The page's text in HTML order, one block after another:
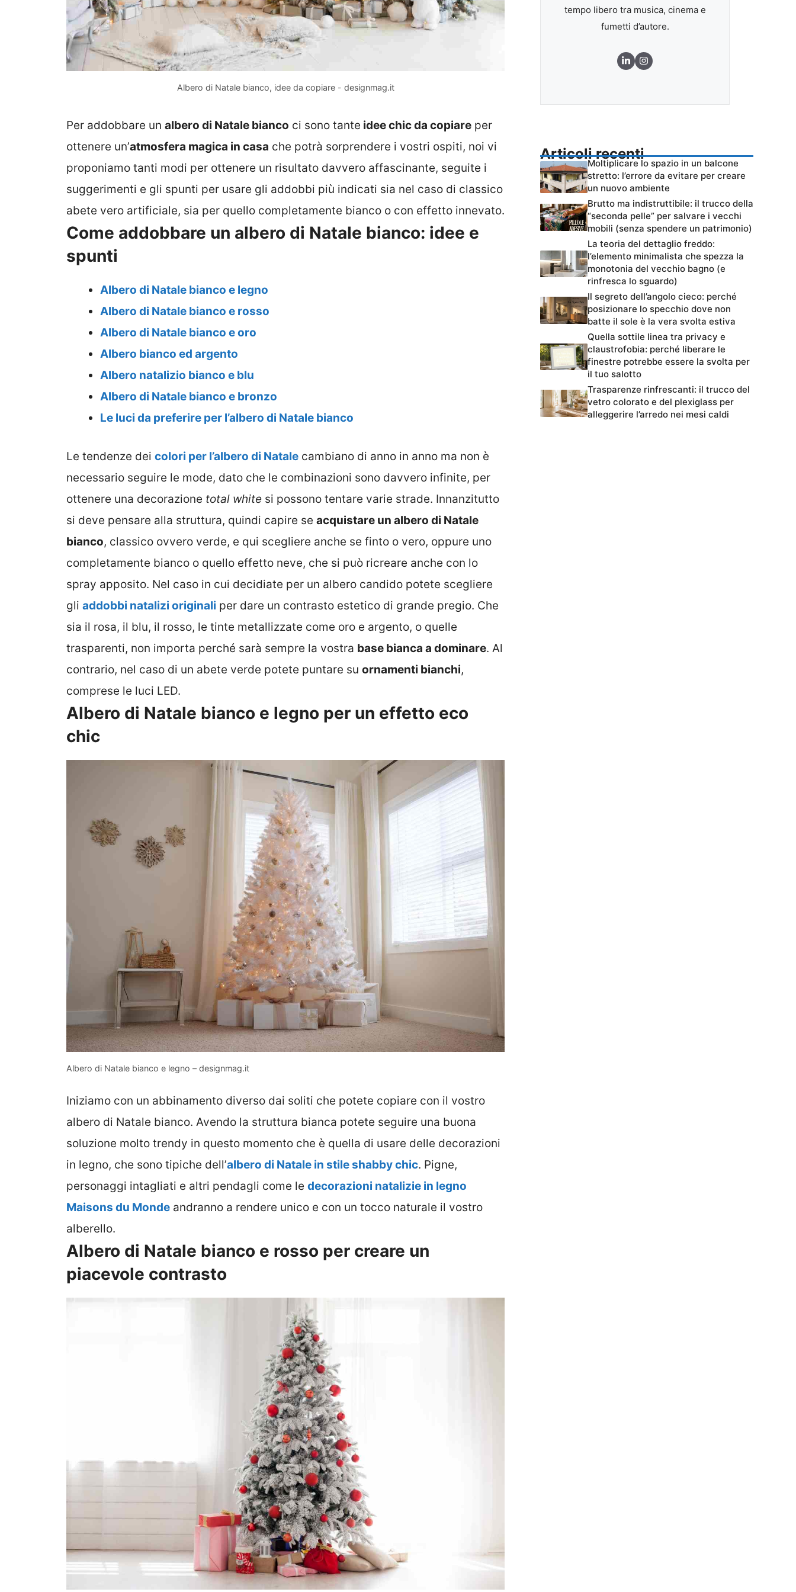
Albero di Natale bianco, idee da copiare - designmag.it
Per addobbare un albero di Natale bianco ci sono tante idee chic da copiare per
ottenere un’atmosfera magica in casa che potrà sorprendere i vostri ospiti, noi vi
proponiamo tanti modi per ottenere un risultato davvero affascinante, seguite i
suggerimenti e gli spunti per usare gli addobbi più indicati sia nel caso di classico
abete vero artificiale, sia per quello completamente bianco o con effetto innevato.
Come addobbare un albero di Natale bianco: idee e
spunti
Albero di Natale bianco e legno
Albero di Natale bianco e rosso
Albero di Natale bianco e oro
Albero bianco ed argento
Albero natalizio bianco e blu
Albero di Natale bianco e bronzo
Le luci da preferire per l’albero di Natale bianco
Le tendenze dei colori per l’albero di Natale cambiano di anno in anno ma non è
necessario seguire le mode, dato che le combinazioni sono davvero infinite, per
ottenere una decorazione total white si possono tentare varie strade. Innanzitutto
si deve pensare alla struttura, quindi capire se acquistare un albero di Natale
bianco, classico ovvero verde, e qui scegliere anche se finto o vero, oppure uno
completamente bianco o quello effetto neve, che si può ricreare anche con lo
spray apposito. Nel caso in cui decidiate per un albero candido potete scegliere
gli addobbi natalizi originali per dare un contrasto estetico di grande pregio. Che
sia il rosa, il blu, il rosso, le tinte metallizzate come oro e argento, o quelle
trasparenti, non importa perché sarà sempre la vostra base bianca a dominare. Al
contrario, nel caso di un abete verde potete puntare su ornamenti bianchi,
comprese le luci LED.
Albero di Natale bianco e legno per un effetto eco
chic
Albero di Natale bianco e legno – designmag.it
Iniziamo con un abbinamento diverso dai soliti che potete copiare con il vostro
albero di Natale bianco. Avendo la struttura bianca potete seguire una buona
soluzione molto trendy in questo momento che è quella di usare delle decorazioni
in legno, che sono tipiche dell’albero di Natale in stile shabby chic. Pigne,
personaggi intagliati e altri pendagli come le decorazioni natalizie in legno
Maisons du Monde andranno a rendere unico e con un tocco naturale il vostro
alberello.
Albero di Natale bianco e rosso per creare un
piacevole contrasto
tempo libero tra musica, cinema e
fumetti d’autore.
Articoli recenti
Moltiplicare lo spazio in un balcone
stretto: l’errore da evitare per creare
un nuovo ambiente
Brutto ma indistruttibile: il trucco della
“seconda pelle” per salvare i vecchi
mobili (senza spendere un patrimonio)
La teoria del dettaglio freddo:
l’elemento minimalista che spezza la
monotonia del vecchio bagno (e
rinfresca lo sguardo)
Il segreto dell’angolo cieco: perché
posizionare lo specchio dove non
batte il sole è la vera svolta estiva
Quella sottile linea tra privacy e
claustrofobia: perché liberare le
finestre potrebbe essere la svolta per
il tuo salotto
Trasparenze rinfrescanti: il trucco del
vetro colorato e del plexiglass per
alleggerire l’arredo nei mesi caldi